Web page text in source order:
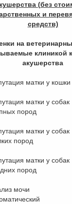
(без
и
средств)
на
клиникой
акушерства
матки у кошки
матки у собак
пород
матки у собак
пород
матки у собак
пород
мочи